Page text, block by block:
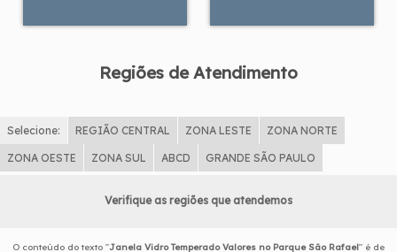
Regiões de Atendimento
Selecione: REGIÃO CENTRAL ZONA LESTE ZONA NORTE
ZONA OESTE ZONA SUL ABCD GRANDE SÃO PAULO
Verifique as regiões que atendemos
O conteúdo do texto "Janela Vidro Temperado Valores no Parque São Rafael" é de